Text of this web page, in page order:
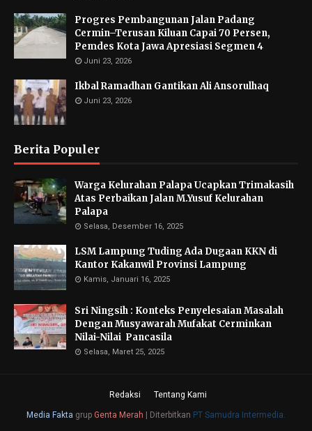
Progres Pembangunan Jalan Padang
Cermin–Terusan Kiluan Capai 70 Persen,
Pemdes Kota Jawa Apresiasi Segmen 4
Juni 23, 2026
Ikbal Ramadhan Gantikan Ali Ansorulhaq
Juni 23, 2026
Berita Populer
Warga Kelurahan Palapa Ucapkan Trimakasih
Atas Perbaikan Jalan M.Yusuf Kelurahan
Palapa
Selasa, Desember 16, 2025
LSM Lampung Tuding Ada Dugaan KKN di
Kantor Kakanwil Provinsi Lampung
Kamis, Januari 16, 2025
Sri Ningsih : Konteks Penyelesaian Masalah
Dengan Musyawarah Mufakat Cerminkan
Nilai-Nilai Pancasila
Selasa, Maret 25, 2025
Redaksi Tentang Kami
Media Fakta grup Genta Merah Diterbitkan PT Samudra Intermedia.